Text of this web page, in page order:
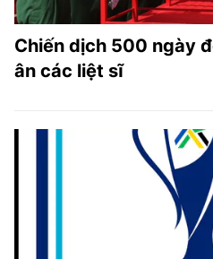
Chiến dịch 500 ngày
ân các liệt sĩ